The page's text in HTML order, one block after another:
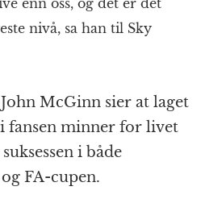
enn oss, og det er det
nivå, sa han til Sky
McGinn sier at laget
fansen minner for livet
i både
FA-cupen.